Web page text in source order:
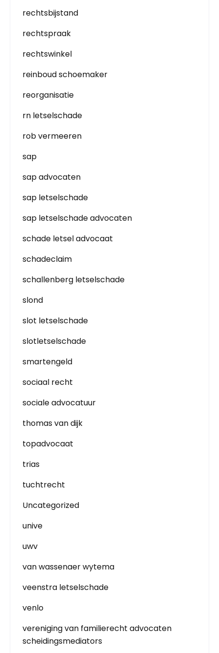
rechtsbijstand
rechtspraak
rechtswinkel
reinboud schoemaker
reorganisatie
rn letselschade
rob vermeeren
sap
sap advocaten
sap letselschade
sap letselschade advocaten
schade letsel advocaat
schadeclaim
schallenberg letselschade
slond
slot letselschade
slotletselschade
smartengeld
sociaal recht
sociale advocatuur
thomas van dijk
topadvocaat
trias
tuchtrecht
Uncategorized
unive
uwv
van wassenaer wytema
veenstra letselschade
venlo
vereniging van familierecht advocaten
scheidingsmediators